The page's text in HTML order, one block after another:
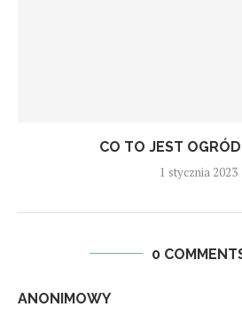
CO TO JEST
1 stycznia 2023
0
ANONIMOWY